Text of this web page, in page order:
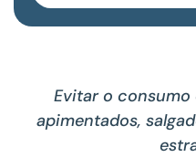
Evitar o consumo
apimentados,